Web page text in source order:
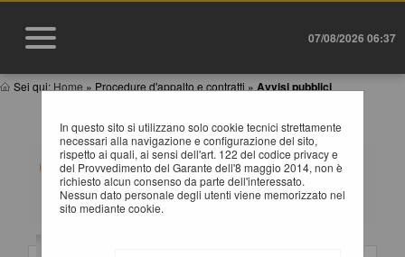
07/08/2026 06:37
Sei qui: Home » Procedure d'appalto e contratti » Avvisi pubblici
In questo sito si utilizzano solo cookie tecnici strettamente
necessari alla navigazione e configurazione del sito,
rispetto ai quali, ai sensi dell'art. 122 del codice privacy e
del Provvedimento del Garante dell'8 maggio 2014, non è
richiesto alcun consenso da parte dell'interessato.
Nessun dato personale degli utenti viene memorizzato nel
sito mediante cookie.
AVVISI DI GARA
All'interno di questa sezione è possibile consultare gli
avvisi secondo i tempi previsti dalla normativa dei
contratti.
I dati di dettaglio delle procedure pubbliche sono
consultabili selezionando il collegamento "Visualizza